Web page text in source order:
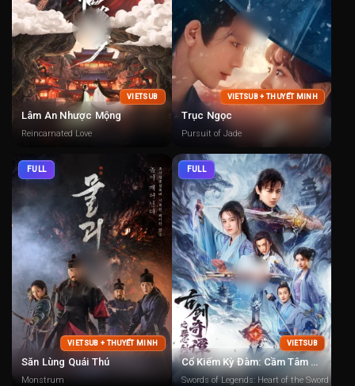
VIETSUB
Lâm An Nhược Mộng
Reincarnated Love
VIETSUB + THUYẾT MINH
Trục Ngọc
Pursuit of Jade
FULL
VIETSUB + THUYẾT MINH
Săn Lùng Quái Thú
Monstrum
FULL
VIETSUB
Swords of Legends: Heart of the Sword